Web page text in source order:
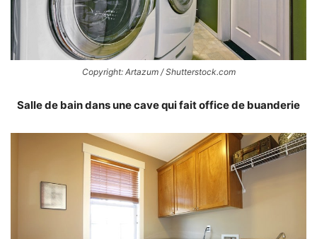
Copyright: Artazum / Shutterstock.com
Salle de bain dans une cave qui fait office de buanderie